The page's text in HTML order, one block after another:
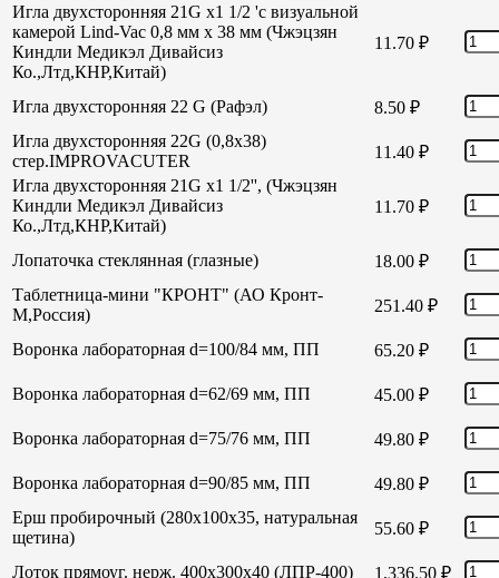
Игла двухсторонняя 21G х1 1/2 'с визуальной
камерой Lind-Vac 0,8 мм х 38 мм (Чжэцзян
Киндли Медикэл Дивайсиз
Ко.,Лтд,КНР,Китай)
11.70 ₽
Игла двухсторонняя 22 G (Рафэл) 8.50 ₽
Игла двухсторонняя 22G (0,8х38)
стер.IMPROVACUTER
11.40 ₽
Игла двухсторонняя 21G х1 1/2'', (Чжэцзян
Киндли Медикэл Дивайсиз
Ко.,Лтд,КНР,Китай)
11.70 ₽
Лопаточка стеклянная (глазные) 18.00 ₽
Таблетница-мини "КРОНТ" (АО Кронт-
М,Россия)
251.40 ₽
Воронка лабораторная d=100/84 мм, ПП 65.20 ₽
Воронка лабораторная d=62/69 мм, ПП 45.00 ₽
Воронка лабораторная d=75/76 мм, ПП 49.80 ₽
Воронка лабораторная d=90/85 мм, ПП 49.80 ₽
Ерш пробирочный (280х100х35, натуральная
щетина)
55.60 ₽
Лоток прямоуг. нерж. 400х300х40 (ЛПР-400) 1,336.50 ₽